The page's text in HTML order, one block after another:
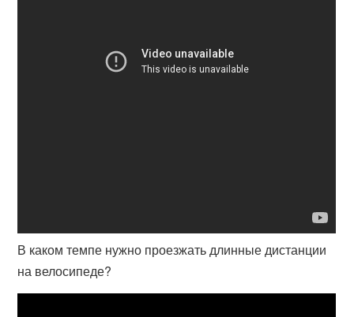
В каком темпе нужно проезжать длинные дистанции
на велосипеде?